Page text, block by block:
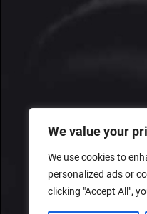
We value your
We use cookies to
personalized ads or
clicking "Accept All",